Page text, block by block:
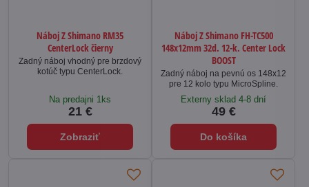
Náboj Z Shimano RM35
CenterLock čierny
Zadný náboj vhodný pre brzdový
kotúč typu CenterLock.
Na predajni 1ks
21 €
Zobraziť
Náboj Z Shimano FH-TC500
148x12mm 32d. 12-k. Center Lock
BOOST
Zadný náboj na pevnú os 148x12
pre 12 kolo typu MicroSpline.
Externy sklad 4-8 dní
49 €
Do košíka